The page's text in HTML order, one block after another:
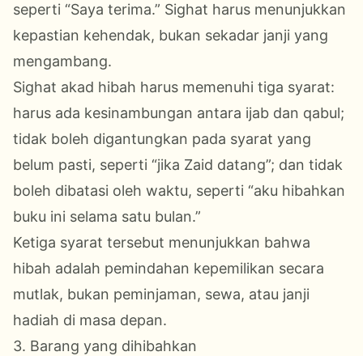
seperti “Saya terima.” Sighat harus menunjukkan
kepastian kehendak, bukan sekadar janji yang
mengambang.
Sighat akad hibah harus memenuhi tiga syarat:
harus ada kesinambungan antara ijab dan qabul;
tidak boleh digantungkan pada syarat yang
belum pasti, seperti “jika Zaid datang”; dan tidak
boleh dibatasi oleh waktu, seperti “aku hibahkan
buku ini selama satu bulan.”
Ketiga syarat tersebut menunjukkan bahwa
hibah adalah pemindahan kepemilikan secara
mutlak, bukan peminjaman, sewa, atau janji
hadiah di masa depan.
3. Barang yang dihibahkan